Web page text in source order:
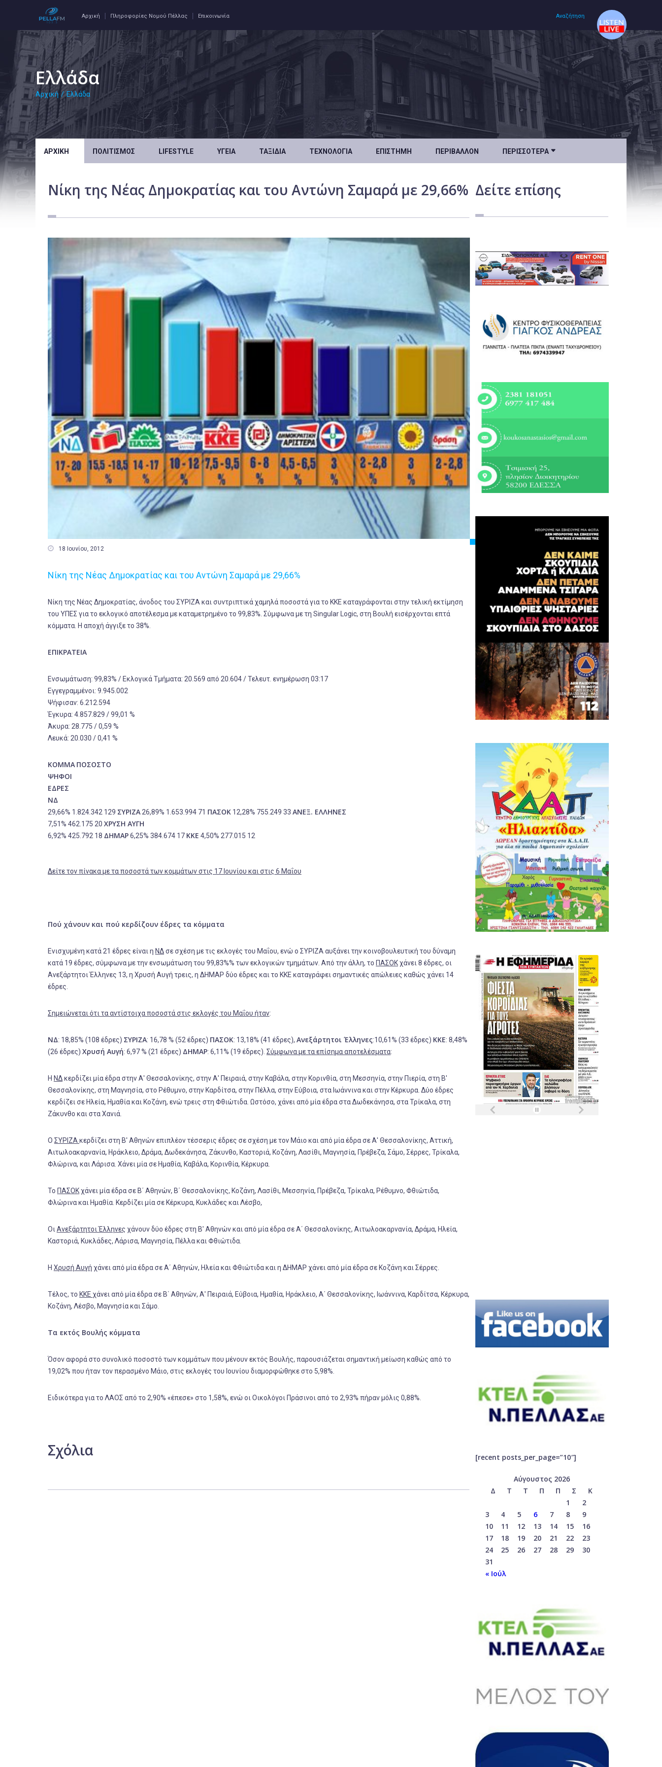
Αρχική Πληροφορίες Νομού Πέλλας Επικοινωνία Αναζήτηση
Ελλάδα
Αρχική / Ελλάδα
ΑΡΧΙΚΉ ΠΟΛΙΤΙΣΜΌΣ LIFESTYLE ΥΓΕΊΑ ΤΑΞΊΔΙΑ ΤΕΧΝΟΛΟΓΊΑ ΕΠΙΣΤΉΜΗ ΠΕΡΙΒΆΛΛΟΝ ΠΕΡΙΣΣΌΤΕΡΑ 
Νίκη της Νέας Δημοκρατίας και του Αντώνη Σαμαρά με 29,66%
 18 Ιουνίου, 2012
Νίκη της Νέας Δημοκρατίας και του Αντώνη Σαμαρά με 29,66%
Νίκη της Νέας Δημοκρατίας, άνοδος του ΣΥΡΙΖΑ και συντριπτικά χαμηλά ποσοστά για το ΚΚΕ καταγράφονται στην τελική εκτίμηση
του ΥΠΕΣ για το εκλογικό αποτέλεσμα με καταμετρημένο το 99,83%. Σύμφωνα με τη Singular Logic, στη Βουλή εισέρχονται επτά
κόμματα. Η αποχή άγγιξε το 38%.
ΕΠΙΚΡΑΤΕΙΑ
Ενσωμάτωση: 99,83% / Εκλογικά Τμήματα: 20.569 από 20.604 / Τελευτ. ενημέρωση 03:17
Εγγεγραμμένοι: 9.945.002
Ψήφισαν: 6.212.594
Έγκυρα: 4.857.829 / 99,01 %
Άκυρα: 28.775 / 0,59 %
Λευκά: 20.030 / 0,41 %
ΚΟΜΜΑ ΠΟΣΟΣΤΟ
ΨΗΦΟΙ
ΕΔΡΕΣ
ΝΔ
29,66% 1.824.342 129 ΣΥΡΙΖΑ 26,89% 1.653.994 71 ΠΑΣΟΚ 12,28% 755.249 33 ΑΝΕΞ. ΕΛΛΗΝΕΣ
7,51% 462.175 20 ΧΡΥΣΗ ΑΥΓΗ
6,92% 425.792 18 ΔΗΜΑΡ6,25% 384.674 17 ΚΚΕ 4,50% 277.015 12
Δείτε τον πίνακα με τα ποσοστά των κομμάτων στις 17 Ιουνίου και στις 6 Μαΐου
Πού χάνουν και πού κερδίζουν έδρες τα κόμματα
Ενισχυμένη κατά 21 έδρες είναι η ΝΔσε σχέση με τις εκλογές του Μαΐου, ενώ ο ΣΥΡΙΖΑ αυξάνει την κοινοβουλευτική του δύναμη
κατά 19 έδρες, σύμφωνα με την ενσωμάτωση του 99,83%% των εκλογικών τμημάτων. Από την άλλη, το ΠΑΣΟΚχάνει 8 έδρες, οι
Ανεξάρτητοι Έλληνες 13, η Χρυσή Αυγή τρεις, η ΔΗΜΑΡ δύο έδρες και το ΚΚΕ καταγράφει σημαντικές απώλειες καθώς χάνει 14
έδρες.
Σημειώνεται ότι τα αντίστοιχα ποσοστά στις εκλογές του Μαΐου ήταν:
ΝΔ: 18,85% (108 έδρες) ΣΥΡΙΖΑ: 16,78 % (52 έδρες) ΠΑΣΟΚ: 13,18% (41 έδρες), Ανεξάρτητοι Έλληνες:10,61% (33 έδρες) ΚΚΕ: 8,48%
(26 έδρες) Χρυσή Αυγή: 6,97 % (21 έδρες) ΔΗΜΑΡ: 6,11% (19 έδρες). Σύμφωνα με τα επίσημα αποτελέσματα:
Η ΝΔκερδίζει μία έδρα στην Α' Θεσσαλονίκης, στην Α' Πειραιά, στην Καβάλα, στην Κορινθία, στη Μεσσηνία, στην Πιερία, στη Β'
Θεσσαλονίκης, στη Μαγνησία, στο Ρέθυμνο, στην Καρδίτσα, στην Πέλλα, στην Εύβοια, στα Ιωάννινα και στην Κέρκυρα. Δύο έδρες
κερδίζει σε Ηλεία, Ημαθία και Κοζάνη, ενώ τρεις στη Φθιώτιδα. Ωστόσο, χάνει από μία έδρα στα Δωδεκάνησα, στα Τρίκαλα, στη
Ζάκυνθο και στα Χανιά.
Ο ΣΥΡΙΖΑ κερδίζει στη Β' Αθηνών επιπλέον τέσσερις έδρες σε σχέση με τον Μάιο και από μία έδρα σε Α' Θεσσαλονίκης, Αττική,
Αιτωλοακαρνανία, Ηράκλειο, Δράμα, Δωδεκάνησα, Ζάκυνθο, Καστοριά, Κοζάνη, Λασίθι, Μαγνησία, Πρέβεζα, Σάμο, Σέρρες, Τρίκαλα,
Φλώρινα, και Λάρισα. Χάνει μία σε Ημαθία, Καβάλα, Κορινθία, Κέρκυρα.
Το ΠΑΣΟΚχάνει μία έδρα σε Β΄ Αθηνών, Β΄ Θεσσαλονίκης, Κοζάνη, Λασίθι, Μεσσηνία, Πρέβεζα, Τρίκαλα, Ρέθυμνο, Φθιώτιδα,
Φλώρινα και Ημαθία. Κερδίζει μία σε Κέρκυρα, Κυκλάδες και Λέσβο,
Οι Ανεξάρτητοι Έλληνες χάνουν δύο έδρες στη Β' Αθηνών και από μία έδρα σε Α΄ Θεσσαλονίκης, Αιτωλοακαρνανία, Δράμα, Ηλεία,
Καστοριά, Κυκλάδες, Λάρισα, Μαγνησία, Πέλλα και Φθιώτιδα.
Η Χρυσή Αυγή χάνει από μία έδρα σε Α΄ Αθηνών, Ηλεία και Φθιώτιδα και η ΔΗΜΑΡ χάνει από μία έδρα σε Κοζάνη και Σέρρες.
Τέλος, το ΚΚΕ χάνει από μία έδρα σε Β΄ Αθηνών, Α' Πειραιά, Εύβοια, Ημαθία, Ηράκλειο, Α΄ Θεσσαλονίκης, Ιωάννινα, Καρδίτσα, Κέρκυρα,
Κοζάνη, Λέσβο, Μαγνησία και Σάμο.
Τα εκτός Βουλής κόμματα
Όσον αφορά στο συνολικό ποσοστό των κομμάτων που μένουν εκτός Βουλής, παρουσιάζεται σημαντική μείωση καθώς από το
19,02% που ήταν τον περασμένο Μάιο, στις εκλογές του Ιουνίου διαμορφώθηκε στο 5,98%.
Ειδικότερα για το ΛΑΟΣ από το 2,90% «έπεσε» στο 1,58%, ενώ οι Οικολόγοι Πράσινοι από το 2,93% πήραν μόλις 0,88%.
Σχόλια
Δείτε επίσης
[recent posts_per_page=”10″]
Αύγουστος 2026
Δ
Τ Τ Π Π Σ
Κ
1
2
3
4 5 6 7 8
9
10
11 12 13 14 15
16
17
18 19 20 21 22
23
24
25 26 27 28 29
30
31
« Ιούλ
Αρχική
Πολιτισμός
Υγεία
Ταξίδια
Επιστήμη
Περιβάλλον
Κόσμος
Τοπικά
Πολιτική
Αθλητικά